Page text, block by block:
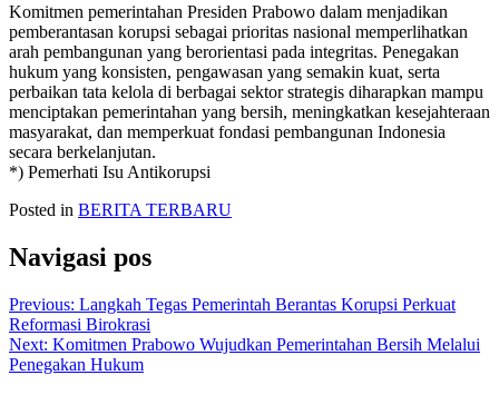
Komitmen pemerintahan Presiden Prabowo dalam menjadikan
pemberantasan korupsi sebagai prioritas nasional memperlihatkan
arah pembangunan yang berorientasi pada integritas. Penegakan
hukum yang konsisten, pengawasan yang semakin kuat, serta
perbaikan tata kelola di berbagai sektor strategis diharapkan mampu
menciptakan pemerintahan yang bersih, meningkatkan kesejahteraan
masyarakat, dan memperkuat fondasi pembangunan Indonesia
secara berkelanjutan.
*) Pemerhati Isu Antikorupsi
Posted in BERITA TERBARU
Navigasi pos
Previous: Langkah Tegas Pemerintah Berantas Korupsi Perkuat
Reformasi Birokrasi
Next: Komitmen Prabowo Wujudkan Pemerintahan Bersih Melalui
Penegakan Hukum